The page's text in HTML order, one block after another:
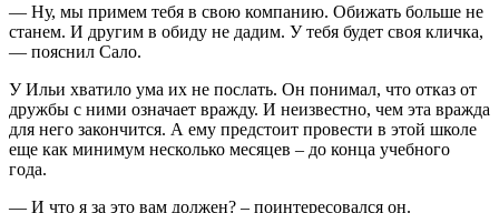
— Ну, мы примем тебя в свою компанию. Обижать больше не
станем. И другим в обиду не дадим. У тебя будет своя кличка,
— пояснил Сало.
У Ильи хватило ума их не послать. Он понимал, что отказ от
дружбы с ними означает вражду. И неизвестно, чем эта вражда
для него закончится. А ему предстоит провести в этой школе
еще как минимум несколько месяцев – до конца учебного
года.
— И что я за это вам должен? – поинтересовался он.